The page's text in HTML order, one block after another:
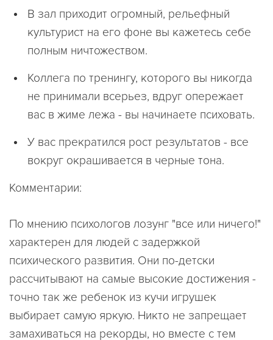
В зал приходит огромный, рельефный
культурист на его фоне вы кажетесь себе
полным ничтожеством.
Коллега по тренингу, которого вы никогда
не принимали всерьез, вдруг опережает
вас в жиме лежа - вы начинаете психовать.
У вас прекратился рост результатов - все
вокруг окрашивается в черные тона.
Комментарии:
По мнению психологов лозунг "все или ничего!"
характерен для людей с задержкой
психического развития. Они по-детски
рассчитывают на самые высокие достижения -
точно так же ребенок из кучи игрушек
выбирает самую яркую. Никто не запрещает
замахиваться на рекорды, но вместе с тем